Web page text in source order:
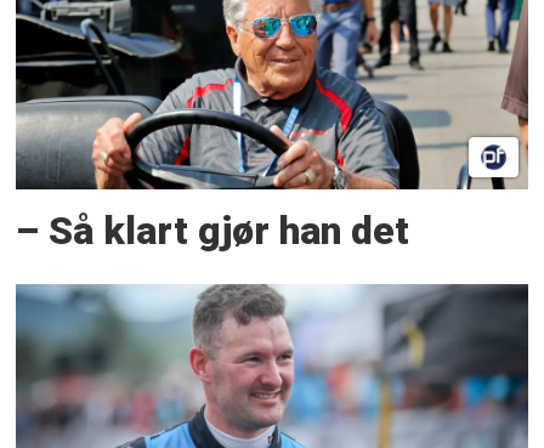
– Så klart gjør han det